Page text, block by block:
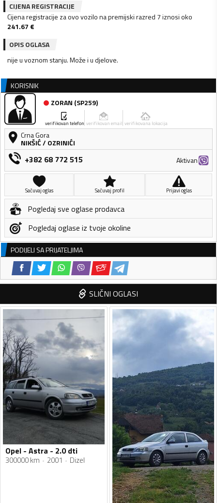
CIJENA REGISTRACIJE
Cijena registracije za ovo vozilo na premijski razred 7 iznosi oko
241.67 €
OPIS OGLASA
nije u voznom stanju. Može i u djelove.
KORISNIK
ZORAN (SP259)
verifikovan telefon verifikovan email verifikovana lokacija
Crna Gora
NIKŠIĆ/ OZRINIĆI
+382 68 772 515 Aktivan
Sačuvaj oglas Sačuvaj profil Prijavi oglas
Pogledaj sve oglase prodavca
Pogledaj oglase iz tvoje okoline
PODIJELI SA PRIJATELJIMA
SLIČNI OGLASI
Opel - Astra - 2.0 dti
300000 km 2001 Dizel